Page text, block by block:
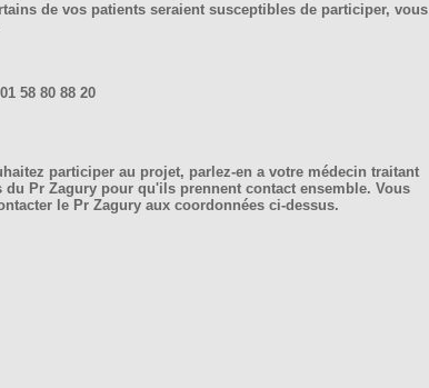
de vos patients seraient susceptibles de participer, vous
58 80 88 20
participer au projet, parlez-en a votre médecin traitant
Pr Zagury pour qu'ils prennent contact ensemble. Vous
le Pr Zagury aux coordonnées ci-dessus.